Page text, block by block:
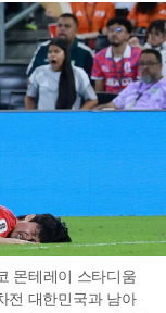
몬테레이 스타디움
전 대한민국과 남아